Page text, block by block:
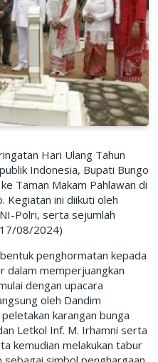
Hari Ulang Tahun
Indonesia, Bupati Bungo
Taman Makam Pahlawan di
Kegiatan ini diikuti oleh
Polri, serta sejumlah
08/2024)
penghormatan kepada
dalam memperjuangkan
dengan upacara
oleh Dandim
karangan bunga
Letkol Inf. M. Irhamni serta
kemudian melakukan tabur